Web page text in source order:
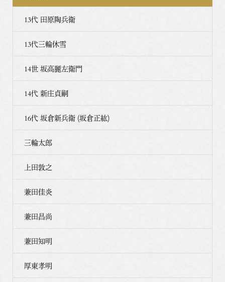
13代 田原陶兵衛
13代三輪休雪
14世 坂高麗左衛門
14代 新庄貞嗣
16代 坂倉新兵衛 (坂倉正紘)
三輪太郎
上田敦之
兼田佳炎
兼田昌尚
兼田知明
厚東孝明